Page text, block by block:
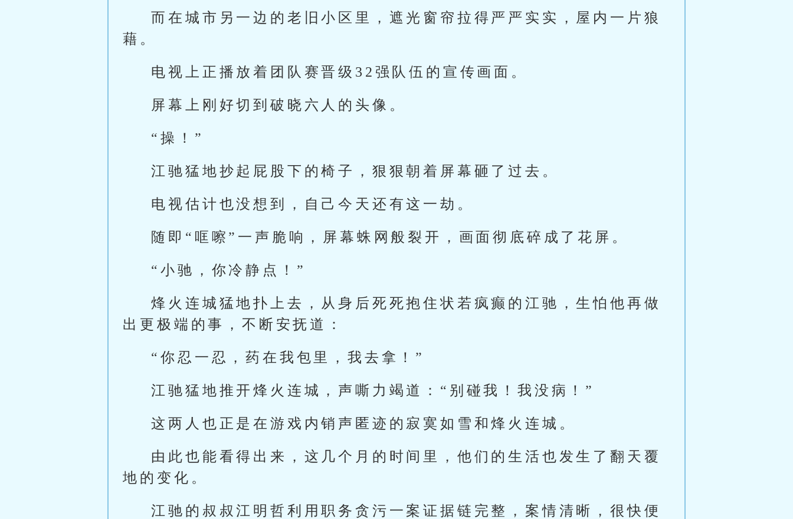
而在城市另一边的老旧小区里，遮光窗帘拉得严严实实，屋内一片狼
藉。
电视上正播放着团队赛晋级32强队伍的宣传画面。
屏幕上刚好切到破晓六人的头像。
“操！”
江驰猛地抄起屁股下的椅子，狠狠朝着屏幕砸了过去。
电视估计也没想到，自己今天还有这一劫。
随即“哐嚓”一声脆响，屏幕蛛网般裂开，画面彻底碎成了花屏。
“小驰，你冷静点！”
烽火连城猛地扑上去，从身后死死抱住状若疯癫的江驰，生怕他再做
出更极端的事，不断安抚道：
“你忍一忍，药在我包里，我去拿！”
江驰猛地推开烽火连城，声嘶力竭道：“别碰我！我没病！”
这两人也正是在游戏内销声匿迹的寂寞如雪和烽火连城。
由此也能看得出来，这几个月的时间里，他们的生活也发生了翻天覆
地的变化。
江驰的叔叔江明哲利用职务贪污一案证据链完整，案情清晰，很快便